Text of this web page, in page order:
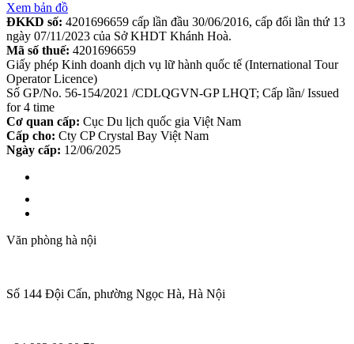
Xem bản đồ
ĐKKD số: 4201696659 cấp lần đầu 30/06/2016, cấp đổi lần thứ 13
ngày 07/11/2023 của Sở KHDT Khánh Hoà.
Mã số thuế: 4201696659
Giấy phép Kinh doanh dịch vụ lữ hành quốc tế (International Tour
Operator Licence)
Số GP/No. 56-154/2021 /CDLQGVN-GP LHQT; Cấp lần/ Issued
for 4 time
Cơ quan cấp: Cục Du lịch quốc gia Việt Nam
Cấp cho: Cty CP Crystal Bay Việt Nam
Ngày cấp: 12/06/2025
Văn phòng hà nội
Số 144 Đội Cấn, phường Ngọc Hà, Hà Nội